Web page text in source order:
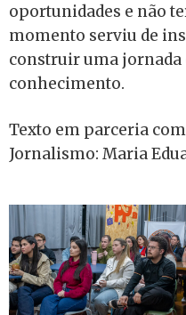
oportunidades e não
momento serviu de
construir uma jornada
conhecimento.
Texto em parceria
Jornalismo: Maria